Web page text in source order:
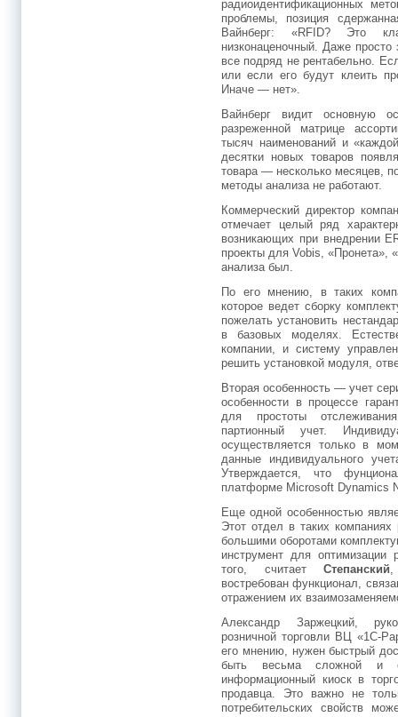
радиоидентификационных
проблемы, позиция
Вайнберг: «RFID? Это
низконаценочный. Даже
все подряд не рентабельно.
или если его будут клеить
Иначе — нет».
Вайнберг видит основную
разреженной матрице
тысяч наименований и
десятки новых товаров
товара — несколько месяцев,
методы анализа не работают.
Коммерческий директор
отмечает целый ряд
возникающих при внедрении
проекты для Vobis, «Пронета»,
анализа был.
По его мнению, в таких
которое ведет сборку
пожелать установить
в базовых моделях.
компании, и систему
решить установкой модуля,
Вторая особенность — учет
особенности в процессе
для простоты
партионный учет.
осуществляется только в
данные индивидуального
Утверждается, что
платформе Microsoft Dynamics
Еще одной особенностью
Этот отдел в таких
большими оборотами
инструмент для
того, считаетСтепанский,
востребован функционал,
отражением их
Александр Заржецкий,
розничной торговли ВЦ «1С-
его мнению, нужен быстрый
быть весьма сложной и
информационный киоск в
продавца. Это важно не
потребительских свойств